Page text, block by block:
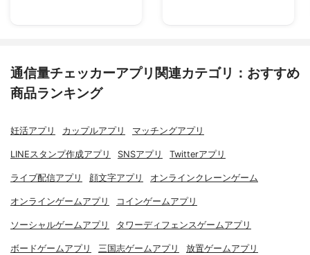
通信量チェッカーアプリ関連カテゴリ：おすすめ
商品ランキング
妊活アプリ カップルアプリ マッチングアプリ
LINEスタンプ作成アプリ SNSアプリ Twitterアプリ
ライブ配信アプリ 顔文字アプリ オンラインクレーンゲーム
オンラインゲームアプリ コインゲームアプリ
ソーシャルゲームアプリ タワーディフェンスゲームアプリ
ボードゲームアプリ 三国志ゲームアプリ 放置ゲームアプリ